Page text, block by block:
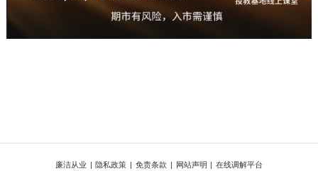
廉洁从业 | 隐私政策 | 免责条款 | 网站声明 | 在线调解平台